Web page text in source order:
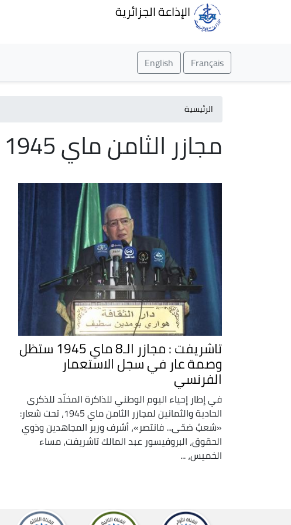
الإذاعة الجزائرية
Français
English
الرئيسية
مجازر الثامن ماي 1945
تاشريفت : مجازر الـ8 ماي 1945 ستظل
وصمة عار في سجل الاستعمار
الفرنسي
في إطار إحياء اليوم الوطني للذاكرة المخلّد للذكرى
الحادية والثمانين لمجازر الثامن ماي 1945، تحت شعار:
«شعبٌ ضحّى... فانتصر»، أشرف وزير المجاهدين وذوي
الحقوق، البروفيسور عبد المالك تاشريفت، مساء
الخميس، ...